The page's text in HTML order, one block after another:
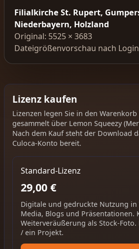
Filialkirche St. Rupert,
Niederbayern, Holzland
Original: 5525 × 3683
Dateigrößenvorschau nach
Lizenz kaufen
Lizenzen legen Sie in den
gesammelt über Lemon Squeezy
Nach dem Kauf steht der Download
Culoca-Konto bereit.
Standard-Lizenz
29,00 €
Digitale und gedruckte Nutzung in
Media, Blogs und Präsentationen.
Weiterveräußerung als Stock-
/ ein Projekt.